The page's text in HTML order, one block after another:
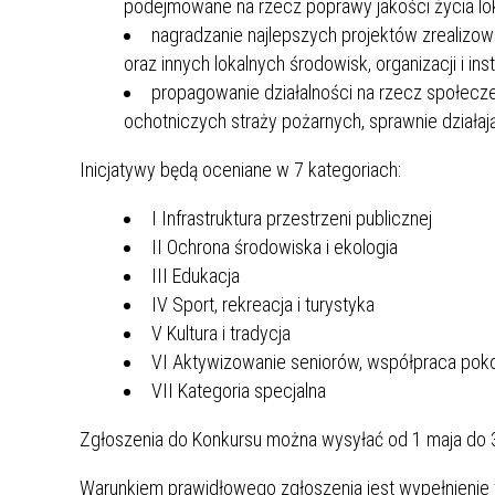
SZANSA – FORMY AKTYWNEGO
WSPARCIA OBSZARU
ZREWITALIZOWANEGO
SPORTOWCA
PROJEKT EKOLIDERKI
WZMOCNIENIE PROCESU
SPRAWIEDLIWEJ TRANSFORMACJI
ŚLĄSKA
KONKURS FOTOGRAFICZNY
WODY”
W
podejmowane na rzecz poprawy jakości życia
nagradzanie najlepszych projektów
oraz innych lokalnych środowisk, organizacji i
propagowanie działalności na rzecz
ochotniczych straży pożarnych, sprawnie
Inicjatywy będą oceniane w 7 kategoriach:
I Infrastruktura przestrzeni publicznej
II Ochrona środowiska i ekologia
III Edukacja
IV Sport, rekreacja i turystyka
V Kultura i tradycja
VI Aktywizowanie seniorów, współpraca
VII Kategoria specjalna
Zgłoszenia do Konkursu można wysyłać od 1 maja
Warunkiem prawidłowego zgłoszenia jest